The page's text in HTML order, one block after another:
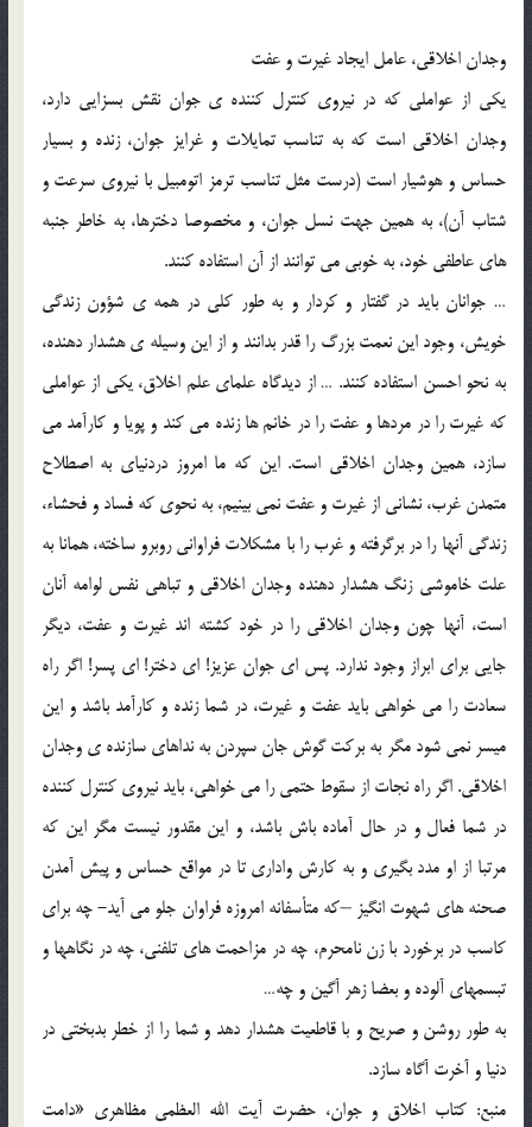
وجدان اخلاقی، عامل ایجاد غیرت و عفت
یکی از عواملی که در نیروی کنترل کننده ی جوان نقش بسزایی دارد،
وجدان اخلاقی است که به تناسب تمایلات و غرایز جوان، زنده و بسیار
حساس و هوشیار است (درست مثل تناسب ترمز اتومبیل با نیروی سرعت و
شتاب آن)، به همین جهت نسل جوان، و مخصوصا دخترها، به خاطر جنبه
های عاطفی خود، به خوبی می توانند از آن استفاده کنند.
… جوانان باید در گفتار و کردار و به طور کلی در همه ی شؤون زندگی
خویش، وجود این نعمت بزرگ را قدر بدانند و از این وسیله ی هشدار دهنده،
به نحو احسن استفاده کنند. … از دیدگاه علمای علم اخلاق، یکی از عواملی
که غیرت را در مردها و عفت را در خانم ها زنده می کند و پویا و کارآمد می
سازد، همین وجدان اخلاقی است. این که ما امروز دردنیای به اصطلاح
متمدن غرب، نشانی از غیرت و عفت نمی بینیم، به نحوی که فساد و فحشاء،
زندگی آنها را در برگرفته و غرب را با مشکلات فراوانی روبرو ساخته، همانا به
علت خاموشی زنگ هشدار دهنده وجدان اخلاقی و تباهی نفس لوامه آنان
است، آنها چون وجدان اخلاقی را در خود کشته اند غیرت و عفت، دیگر
جایی برای ابراز وجود ندارد. پس ای جوان عزیز! ای دختر! ای پسر! اگر راه
سعادت را می خواهی باید عفت و غیرت، در شما زنده و کارآمد باشد و این
میسر نمی شود مگر به برکت گوش جان سپردن به نداهای سازنده ی وجدان
اخلاقی. اگر راه نجات از سقوط حتمی را می خواهی، باید نیروی کنترل کننده
در شما فعال و در حال آماده باش باشد، و این مقدور نیست مگر این که
مرتبا از او مدد بگیری و به کارش واداری تا در مواقع حساس و پیش آمدن
صحنه های شهوت انگیز –که متأسفانه امروزه فراوان جلو می آید- چه برای
کاسب در برخورد با زن نامحرم، چه در مزاحمت های تلفنی، چه در نگاهها و
تبسمهای آلوده و بعضا زهر آگین و چه…
به طور روشن و صریح و با قاطعیت هشدار دهد و شما را از خطر بدبختی در
دنیا و آخرت آگاه سازد.
منبع: کتاب اخلاق و جوان، حضرت آیت الله العظمی مظاهری «دامت